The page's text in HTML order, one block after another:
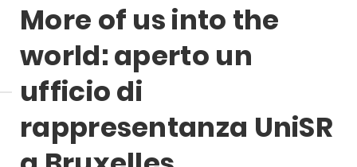
More of us into the
world: aperto un
ufficio di
rappresentanza UniSR